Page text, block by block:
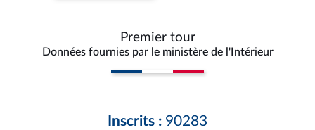
Premier tour
Données fournies par le ministère de l'Intérieur
Inscrits : 90283